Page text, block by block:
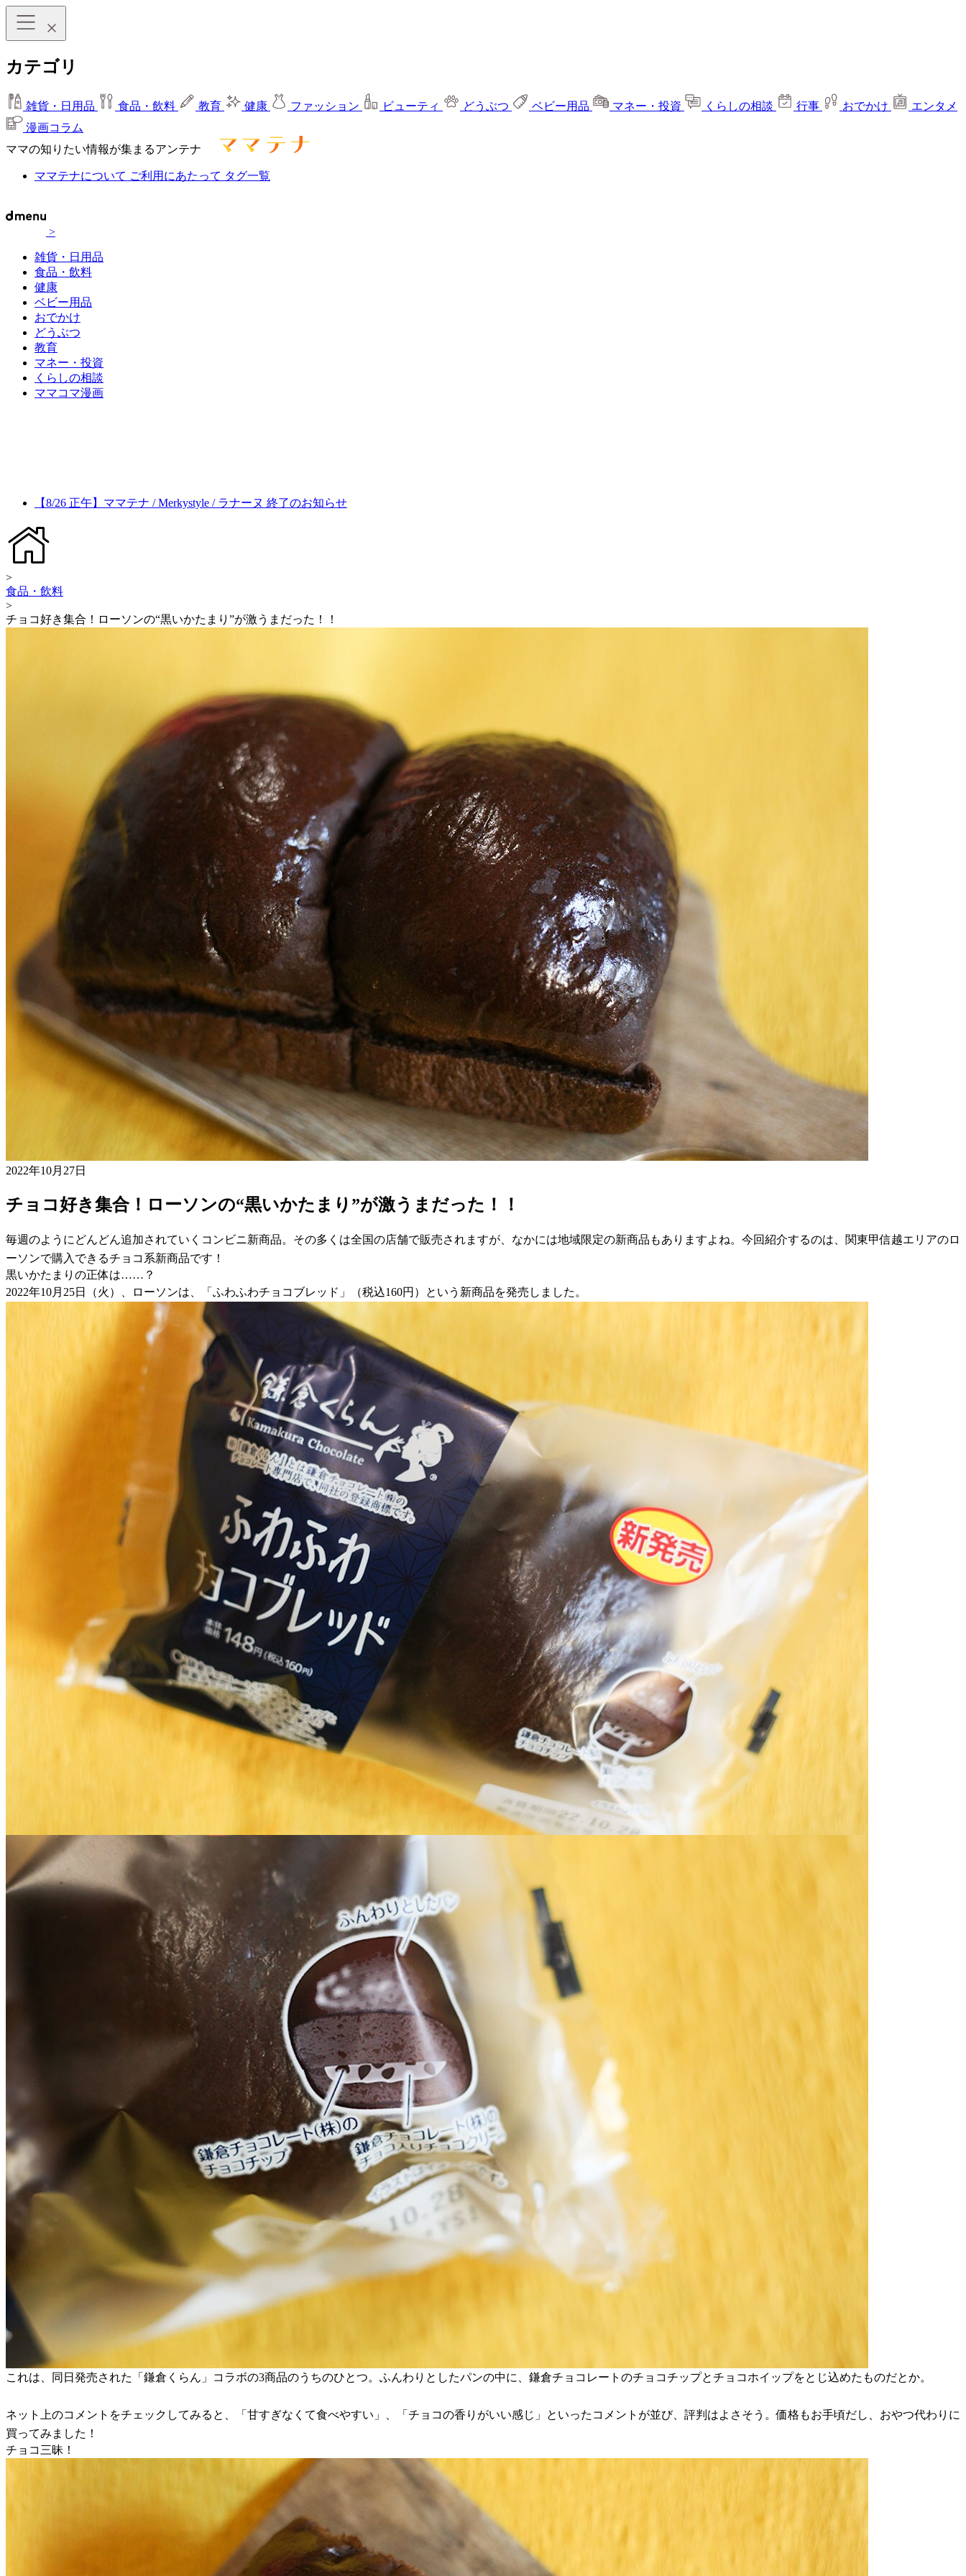
カテゴリ
雑貨・日用品 食品・飲料 教育 健康 ファッション ビューティ どうぶつ ベビー用品 マネー・投資 くらしの相談 行事 おでかけ
エンタメ
漫画コラム
ママの知りたい情報が集まるアンテナ
ママテナについて ご利用にあたって タグ一覧
>
雑貨・日用品
食品・飲料
健康
ベビー用品
おでかけ
どうぶつ
教育
マネー・投資
くらしの相談
ママコマ漫画
【8/26 正午】ママテナ / Merkystyle / ラナーヌ 終了のお知らせ
>
食品・飲料
>
チョコ好き集合！ローソンの“黒いかたまり”が激うまだった！！
2022年10月27日
チョコ好き集合！ローソンの“黒いかたまり”が激うまだった！！
毎週のようにどんどん追加されていくコンビニ新商品。その多くは全国の店舗で販売されますが、なかには地域限定の新商品もありますよね。今回紹介するのは、関東甲信越エリアのロ
ーソンで購入できるチョコ系新商品です！
黒いかたまりの正体は……？
2022年10月25日（火）、ローソンは、「ふわふわチョコブレッド」（税込160円）という新商品を発売しました。
これは、同日発売された「鎌倉くらん」コラボの3商品のうちのひとつ。ふんわりとしたパンの中に、鎌倉チョコレートのチョコチップとチョコホイップをとじ込めたものだとか。
ネット上のコメントをチェックしてみると、「甘すぎなくて食べやすい」、「チョコの香りがいい感じ」といったコメントが並び、評判はよさそう。価格もお手頃だし、おやつ代わりに
買ってみました！
チョコ三昧！